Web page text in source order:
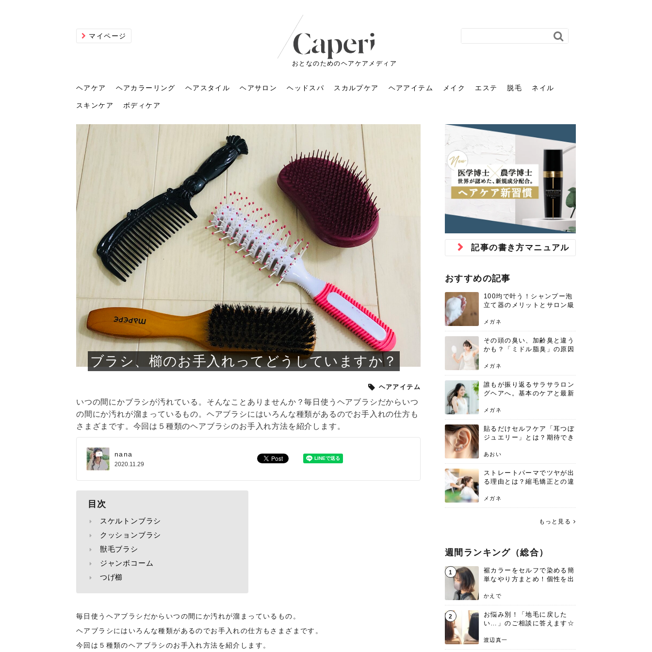
マイページ
おとなのためのヘアケアメディア
ヘアケア
トリートメントの付け方で
仕上がりが変わる｜効かな
い原因...
トリートメントの付け方で仕上がりは
大きく変わります。今回は、毛先中心
朝の5分が変わる！寝癖がつ
かない予防方法と時短寝癖
直し...
新生活シーズン、朝の身支度を少しで
も短くしたい人は多いはず。じつは寝
癖は、...
かえで
花粉で髪がパサパサするの
はなぜ？原因と落とし方・
防ぎ方を紹介
広がる、手触りが悪いと感じた経験は
もっと見る
ヘアカラーリング
髪のくすみが気になる人
へ！2026春トレンドの明る
めく...
2026春のトレンドカラーは明るめのく
すみカラーです。ただし、髪がすでに
ツヤと透明感で垢抜ける！
自然なヘアカラーで作る
「きれい...
職場で浮かない落ち着いたトーンにし
たいけれど、どこか垢抜けた印象にし
たいと...
さくら
肌に合う髪色、どう見つけ
る？「イエベ」「ブルベ」
らったのに、家に帰って鏡を見たら、
もっと見る
ヘアスタイル
2026年のショートウルフ最
新トレンドとは？ナチュラ
ル...
2026年のショートウルフは、ナチュラ
ルでエアリーな仕上がりが今っぽい正
ルーズウェーブとは？2026
年の注目スタイルと長さ別
の...
2026年はレイヤーカットを使った髪型
のトレンドと重なり、ルーズウェーブ
かえで
40代のパーマがダレる原因
とは？自宅でできる復活術
ールがダレてしまったと感じている方
もっと見る
ヘアサロン
美容室に行くのが恥ずかし
い？髪質の変化に気づいた
時こそ...
しばらく美容室に行けていないし、そ
ろそろ髪型を変えて気分転換したいと
お気に入りのお店が倒産し
た後の美容室の探し方！失
敗しに...
美容室を倒産する数が増えているとい
うニュースがありました。もともと美
容室の...
かえで
前髪を薄くするための美容
院の頼み方とは？失敗しな
だと思っている人は、前髪を早く変え
もっと見る
ヘッドスパ
ヘッドスパの落とし穴！知
らないと損する真実
ヘッドスパは、頭皮の汚れを落として
血行を促進し、リラックス効果や美髪
頭皮を刺激してお顔のリフ
トアップ♪毎日こつこつカン
タン小顔☆
毎日のちょっとした習慣で小顔は作れ
る！頭のこりをほぐしてフェイスライ
ンのリ...
chicca
ヘッドスパで頭皮をケアし
よう！ヘッドスパの効果と
おすすめの人
アもせずに放っておくとダメージが蓄
もっと見る
スカルプケア
髪を育てるには？毎日の洗
い方と生活習慣を見直す基
本ケア
髪をきれいに育てるには高価なアイテ
ムを増やす前に、洗い方や乾かし方、
頭皮マッサージで目がぱっ
ちりする理由は？具体的な
やり方...
目元の印象を左右するのは目そのもの
ではなく、頭皮の状態かもしれませ
ん。以下...
メガネ
ストレスで髪の毛はどう変
わる？抜け毛・パサつきの
や、抜け毛が増えたと悩んでいる方
は、スト...
もっと見る
ヘアアイテム
発酵エキスシャンプーって
何がいいの？無印良品など
のシャ...
スキンケアで人気の発酵成分が、シャ
ンプーにも広がっています。無印良品
アイロンが苦手でも大丈
夫！ブラッシング感覚で使
えるヘア...
ヘアアイロンを使うのが苦手、火傷が
怖いと感じている方はいないでしょう
か？そ...
さくら
40代の髪を悩みに最適！韓
国発「ダリーフ」でヘアセ
思っていないでしょうか？ダリーフの
もっと見る
メイク
ミニマリストのメイク術｜
少ないアイテムで「自分ら
しい美...
「たくさんのコスメを持っているの
に、実際に使っているのはいつも同じ
V3ファンデーションは危な
い？針の仕組み・全4種比
較・...
メイクをしている時間も、スキンケア
の時間に変えるという発想から生まれ
たのが...
あかり
「おしゃれ」と「身だしな
み」は違う。相手に信頼感
識するのが「身だしなみ」です。特に
もっと見る
エステ
針で小顔を目指す！美容鍼
の効果と後悔しない選び方
のポイント
フェイスラインをすっきりさせたいと
いうお悩みを抱えている方はいないで
リンパマッサージと経絡マ
ッサージの違いとは？効果
と、自...
サロンのメニューを見ていると、「リ
ンパマッサージ」の他に「経絡マッサ
ージ」...
あかり
エステの勧誘が怖い人へ。
断ることは悪くない。自分
験エステに行ってみたいけど、『押し
もっと見る
脱毛
化粧ノリが変わる「顔脱
毛」。4つのメリットと、始
める前...
顔の産毛をカミソリで剃って、毛抜き
で抜くなど、日々の自己処理を手間に
子供の脱毛、日焼け肌はN
G？親子で学ぶ、安心・安全
なエ...
「ムダ毛が気になる」とお子さんが悩
んでいる姿を見て、エステ脱毛を検討
し始め...
あおい
「今さら」なんて言わせな
い。40代のVIO・顔脱毛、
とが気になり始めたけど、「今から脱
もっと見る
ネイル
2026年運気アップネイルガ
イドを公開！幸運を呼ぶ色
と...
最近、なんとなく運気が停滞している
気がすると悩んでいないでしょうか？
そのネイル、本当に似合っ
てる？指先をきれいに見え
るのは...
SNSや雑誌で見かけた素敵なネイルデ
ザインを、いざ自分の爪に試してみた
さな
オフィスネイルでも「キラ
キラ」はOK？派手に見えな
を見て、気分が上がるという心ときめ
もっと見る
スキンケア
急に小じわが増えた？原因
と種類の見分け方＆自宅で
できる...
ふと鏡を見て、急に小じわが増えたと
落ち込んでいないでしょうか？じつは
ルルルン ハイドラのどれが
良い？その違いは？PDRN
や...
ルルルン ハイドラシリーズを使いたい
けれど、種類が多くてどれを選べばい
さな
ジュベルック スキンの効果
とは？毛穴・ニキビ跡への
変化...
ニキビ跡の凸凹をどうにかしたいと、
ゆい
もっと見る
ボディケア
人の手ならではの痩身効
果。オールハンドエステの
魅力と、...
痩身エステと一言で言っても、最新の
機器を使ったものから、昔ながらの手
その医療ダイエット、後悔
しませんか？失敗する人の
共通点...
医師の管理のもと、科学的根拠に基づ
いて行う「医療ダイエット」は、自己
さな
本気の痩身と体質改善に。
アーユルヴェーダに基づく
「イン...
自己流のダイエットではなかなか落ち
さな
もっと見る
ブラシ、櫛のお手入れってどうしていますか？
ヘアアイテム
いつの間にかブラシが汚れている。そんなことありませんか？毎日使うヘアブラシだからいつ
の間にか汚れが溜まっているもの。ヘアブラシにはいろんな種類があるのでお手入れの仕方も
さまざまです。今回は５種類のヘアブラシのお手入れ方法を紹介します。
nana
2020.11.29
目次
スケルトンブラシ
クッションブラシ
獣毛ブラシ
ジャンボコーム
つげ櫛
毎日使うヘアブラシだからいつの間にか汚れが溜まっているもの。
ヘアブラシにはいろんな種類があるのでお手入れの仕方もさまざまです。
今回は５種類のヘアブラシのお手入れ方法を紹介します。
記事の書き方マニュアル
おすすめの記事
100均で叶う！シャンプー泡
立て器のメリットとサロン級
メガネ
その頭の臭い、加齢臭と違う
かも？「ミドル脂臭」の原因
術
メガネ
誰もが振り返るサラサラロン
グヘアへ。基本のケアと最新
メガネ
貼るだけセルフケア「耳つぼ
ジュエリー」とは？期待でき
あおい
ストレートパーマでツヤが出
る理由とは？縮毛矯正との違
メガネ
もっと見る
週間ランキング（総合）
1
裾カラーをセルフで染める簡
単なやり方まとめ！個性を出
かえで
2
お悩み別！「地毛に戻した
い…」のご相談に答えます☆
渡辺真一